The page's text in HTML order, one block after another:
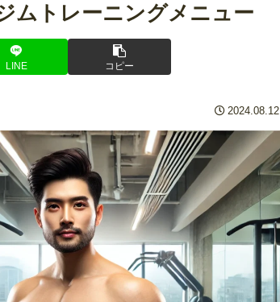
ムトレーニングメニュー
LINE コピー
2024.08.12